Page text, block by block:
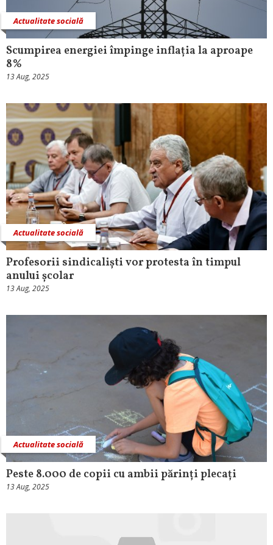
Actualitate socială
Scumpirea energiei împinge inflația la aproape
8%
13 Aug, 2025
Actualitate socială
Profesorii sindicaliști vor protesta în timpul
anului școlar
13 Aug, 2025
Actualitate socială
Peste 8.000 de copii cu ambii părinți plecați
13 Aug, 2025